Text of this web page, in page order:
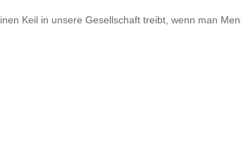
Keil in unsere Gesellschaft treibt, wenn man